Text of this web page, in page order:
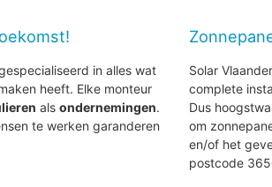
in alles wat
heeft. Elke monteur
alsondernemingen.
te werken garanderen
Solar
complete
Dus
om
en/of het
postcode